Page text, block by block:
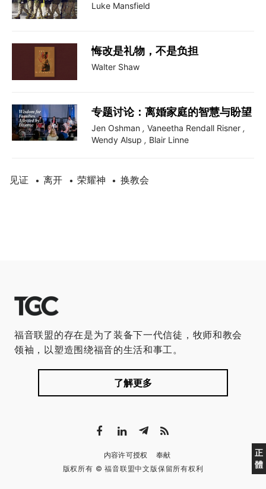
Luke Mansfield
悔改是礼物，不是负担
Walter Shaw
专题讨论：离婚家庭的智慧与盼望
Jen Oshman , Vaneetha Rendall Risner ,
Wendy Alsup , Blair Linne
见证 • 离开 • 荣耀神 • 换教会
正
體
福音联盟的存在是为了装备下一代信徒，牧师和教会
领袖，以塑造围绕福音的生活和事工。
了解更多
内容许可授权
奉献
版权所有 © 福音联盟中文版保留所有权利